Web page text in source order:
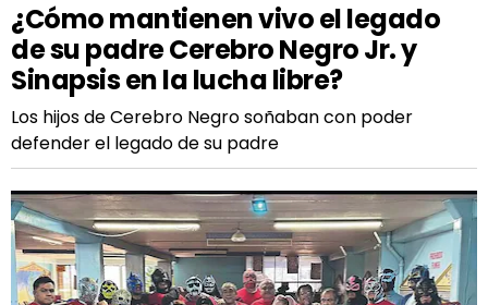
¿Cómo mantienen vivo el legado
de su padre Cerebro Negro Jr. y
Sinapsis en la lucha libre?
Los hijos de Cerebro Negro soñaban con poder
defender el legado de su padre